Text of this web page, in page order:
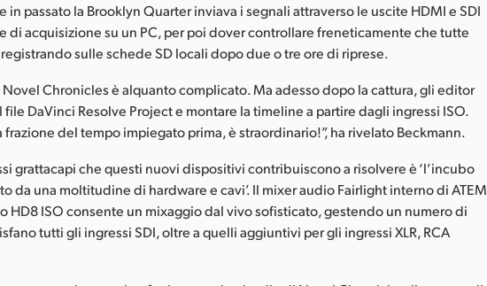
in passato la Brooklyn Quarter inviava i segnali attraverso le uscite HDMI e SDI
di acquisizione su un PC, per poi dover controllare freneticamente che tutte
sulle schede SD locali dopo due o tre ore di riprese.
Chronicles è alquanto complicato. Ma adesso dopo la cattura, gli editor
file DaVinci Resolve Project e montare la timeline a partire dagli ingressi ISO.
frazione del tempo impiegato prima, è straordinario!”, ha rivelato Beckmann.
grattacapi che questi nuovi dispositivi contribuiscono a risolvere è ‘l’incubo
da una moltitudine di hardware e cavi’. Il mixer audio Fairlight interno di ATEM
HD8 ISO consente un mixaggio dal vivo sofisticato, gestendo un numero di
tutti gli ingressi SDI, oltre a quelli aggiuntivi per gli ingressi XLR, RCA